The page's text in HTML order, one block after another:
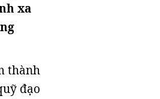
xa
thành
đạo